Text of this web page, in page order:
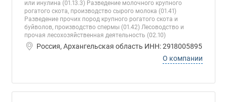
или инулина (01.13.3) Разведение молочного крупного
рогатого скота, производство сырого молока (01.41)
Разведение прочих пород крупного рогатого скота и
буйволов, производство спермы (01.42) Лесоводство и
прочая лесохозяйственная деятельность (02.10)
Россия, Архангельская область ИНН: 2918005895
О компании